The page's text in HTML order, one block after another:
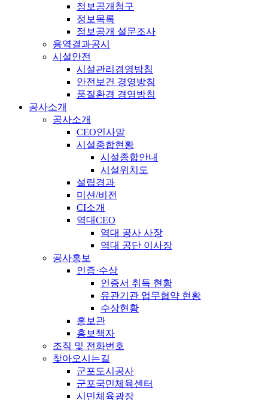
정보공개청구
정보목록
정보공개 설문조사
용역결과공시
시설안전
시설관리경영방침
안전보건 경영방침
품질환경 경영방침
공사소개
공사소개
CEO인사말
시설종합현황
시설종합안내
시설위치도
설립경과
미션/비전
CI소개
역대CEO
역대 공사 사장
역대 공단 이사장
공사홍보
인증·수상
인증서 취득 현황
유관기관 업무협약 현황
수상현황
홍보관
홍보책자
조직 및 전화번호
찾아오시는길
군포도시공사
군포국민체육센터
시민체육광장